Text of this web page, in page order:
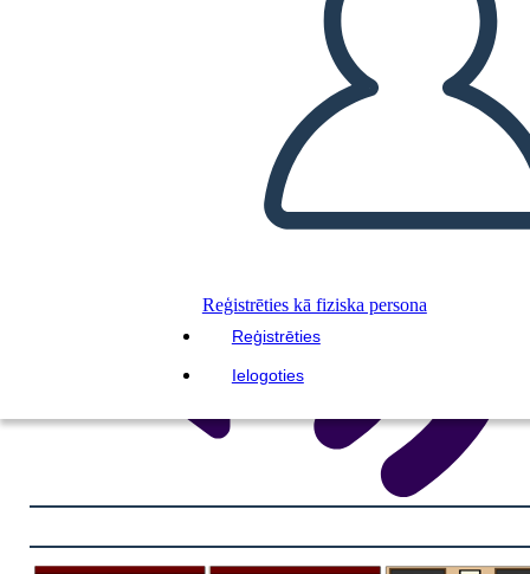
Reģistrēties kā fiziska persona
Reģistrēties
Ielogoties
IZLASI MAN